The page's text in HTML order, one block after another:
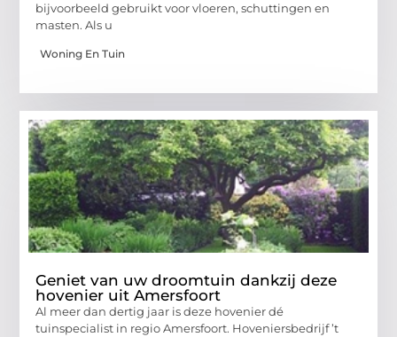
bijvoorbeeld gebruikt voor vloeren, schuttingen en
masten. Als u
Woning En Tuin
Geniet van uw droomtuin dankzij deze
hovenier uit Amersfoort
Al meer dan dertig jaar is deze hovenier dé
tuinspecialist in regio Amersfoort. Hoveniersbedrijf ’t